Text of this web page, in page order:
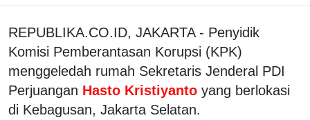
REPUBLIKA.CO.ID, JAKARTA - Penyidik
Komisi Pemberantasan Korupsi (KPK)
menggeledah rumah Sekretaris Jenderal PDI
Perjuangan Hasto Kristiyanto yang berlokasi
di Kebagusan, Jakarta Selatan.